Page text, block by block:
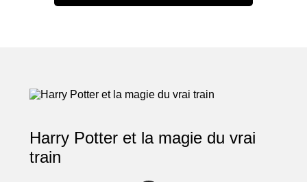
Harry Potter et la magie du vrai
train